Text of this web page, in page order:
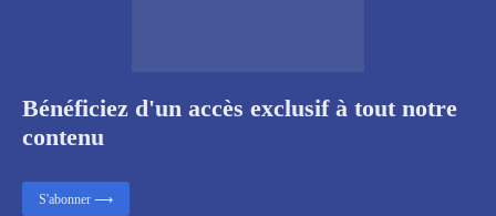
Bénéficiez d'un accès exclusif à tout notre
contenu
S'abonner ⟶